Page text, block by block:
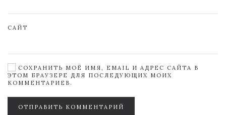
САЙТ
СОХРАНИТЬ МОЁ ИМЯ, EMAIL И АДРЕС САЙТА В
ЭТОМ БРАУЗЕРЕ ДЛЯ ПОСЛЕДУЮЩИХ МОИХ
КОММЕНТАРИЕВ.
ОТПРАВИТЬ КОММЕНТАРИЙ